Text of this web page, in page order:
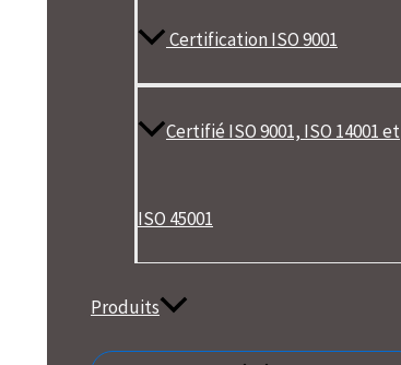
Certification ISO 9001
Certifié ISO 9001, ISO 14001 et
ISO 45001
Produits